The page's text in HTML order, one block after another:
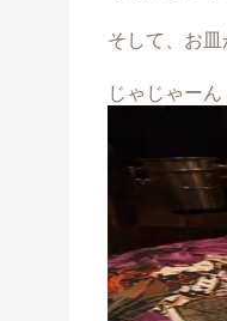
そして、お
じゃじゃー